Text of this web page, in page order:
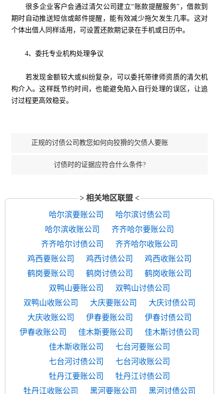
很多企业客户会通过清欠公司建立“账款提醒服务”，借款到
期时自动推送短信或邮件提醒，能有效减少拖欠发生几率。这对
个体出借人同样适用，可设置还款期记录在手机或日历中。
4、委托专业机构处理争议
若发现金额较大或纠纷复杂，可以委托带律师资质的清欠机
构介入。这样既节约时间，也能避免陷入自行处理的误区，让追
讨过程更高效稳妥。
正规的讨债公司教您如何向狡猾的欠债人要账
讨债时的证据应符合什么条件?
> 相关地区联盟 <
哈尔滨要账公司
哈尔滨讨债公司
哈尔滨收账公司
齐齐哈尔要账公司
齐齐哈尔讨债公司
齐齐哈尔收账公司
鸡西要账公司
鸡西讨债公司
鸡西收账公司
鹤岗要账公司
鹤岗讨债公司
鹤岗收账公司
双鸭山要账公司
双鸭山讨债公司
双鸭山收账公司
大庆要账公司
大庆讨债公司
大庆收账公司
伊春要账公司
伊春讨债公司
伊春收账公司
佳木斯要账公司
佳木斯讨债公司
佳木斯收账公司
七台河要账公司
七台河讨债公司
七台河收账公司
牡丹江要账公司
牡丹江讨债公司
牡丹江收账公司
黑河要账公司 黑河讨债公司